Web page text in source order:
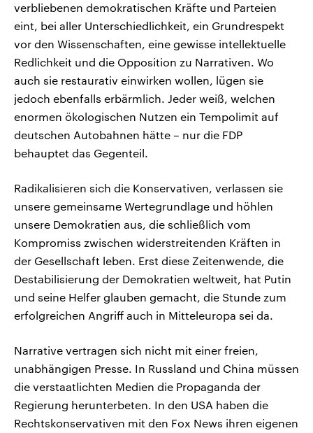
verbliebenen demokratischen Kräfte und Parteien
eint, bei aller Unterschiedlichkeit, ein Grundrespekt
vor den Wissenschaften, eine gewisse intellektuelle
Redlichkeit und die Opposition zu Narrativen. Wo
auch sie restaurativ einwirken wollen, lügen sie
jedoch ebenfalls erbärmlich. Jeder weiß, welchen
enormen ökologischen Nutzen ein Tempolimit auf
deutschen Autobahnen hätte – nur die FDP
behauptet das Gegenteil.
Radikalisieren sich die Konservativen, verlassen sie
unsere gemeinsame Wertegrundlage und höhlen
unsere Demokratien aus, die schließlich vom
Kompromiss zwischen widerstreitenden Kräften in
der Gesellschaft leben. Erst diese Zeitenwende, die
Destabilisierung der Demokratien weltweit, hat Putin
und seine Helfer glauben gemacht, die Stunde zum
erfolgreichen Angriff auch in Mitteleuropa sei da.
Narrative vertragen sich nicht mit einer freien,
unabhängigen Presse. In Russland und China müssen
die verstaatlichten Medien die Propaganda der
Regierung herunterbeten. In den USA haben die
Rechtskonservativen mit den Fox News ihren eigenen